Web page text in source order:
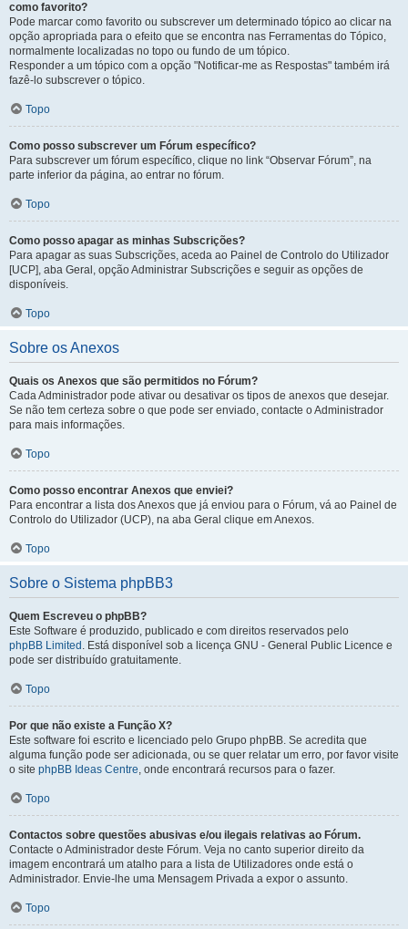
como favorito?
Pode marcar como favorito ou subscrever um determinado tópico ao clicar na
opção apropriada para o efeito que se encontra nas Ferramentas do Tópico,
normalmente localizadas no topo ou fundo de um tópico.
Responder a um tópico com a opção "Notificar-me as Respostas" também irá
fazê-lo subscrever o tópico.
Topo
Como posso subscrever um Fórum específico?
Para subscrever um fórum específico, clique no link “Observar Fórum”, na
parte inferior da página, ao entrar no fórum.
Topo
Como posso apagar as minhas Subscrições?
Para apagar as suas Subscrições, aceda ao Painel de Controlo do Utilizador
[UCP], aba Geral, opção Administrar Subscrições e seguir as opções de
disponíveis.
Topo
Sobre os Anexos
Quais os Anexos que são permitidos no Fórum?
Cada Administrador pode ativar ou desativar os tipos de anexos que desejar.
Se não tem certeza sobre o que pode ser enviado, contacte o Administrador
para mais informações.
Topo
Como posso encontrar Anexos que enviei?
Para encontrar a lista dos Anexos que já enviou para o Fórum, vá ao Painel de
Controlo do Utilizador (UCP), na aba Geral clique em Anexos.
Topo
Sobre o Sistema phpBB3
Quem Escreveu o phpBB?
Este Software é produzido, publicado e com direitos reservados pelo
phpBB Limited . Está disponível sob a licença GNU - General Public Licence e
pode ser distribuído gratuitamente.
Topo
Por que não existe a Função X?
Este software foi escrito e licenciado pelo Grupo phpBB. Se acredita que
alguma função pode ser adicionada, ou se quer relatar um erro, por favor visite
o site phpBB Ideas Centre, onde encontrará recursos para o fazer.
Topo
Contactos sobre questões abusivas e/ou ilegais relativas ao Fórum.
Contacte o Administrador deste Fórum. Veja no canto superior direito da
imagem encontrará um atalho para a lista de Utilizadores onde está o
Administrador. Envie-lhe uma Mensagem Privada a expor o assunto.
Topo